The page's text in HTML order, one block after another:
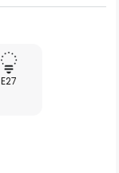
E27